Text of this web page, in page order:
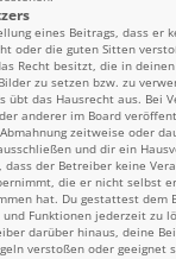
eines Beitrags, dass er
oder die guten Sitten
Recht besitzt, die in
zu setzen bzw. zu
übt das Hausrecht aus. Bei
anderer im Board
zeitweise oder
und dir ein
dass der Betreiber keine
die er nicht selbst
hat. Du gestattest dem
Funktionen jederzeit zu
darüber hinaus, deine
verstoßen oder geeignet